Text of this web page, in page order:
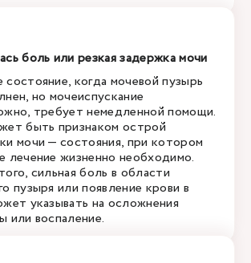
боль или резкая задержка мочи
когда мочевой пузырь
но мочеиспускание
требует немедленной помощи.
быть признаком острой
мочи — состояния, при котором
лечение жизненно необходимо.
сильная боль в области
пузыря или появление крови в
указывать на осложнения
или воспаление.